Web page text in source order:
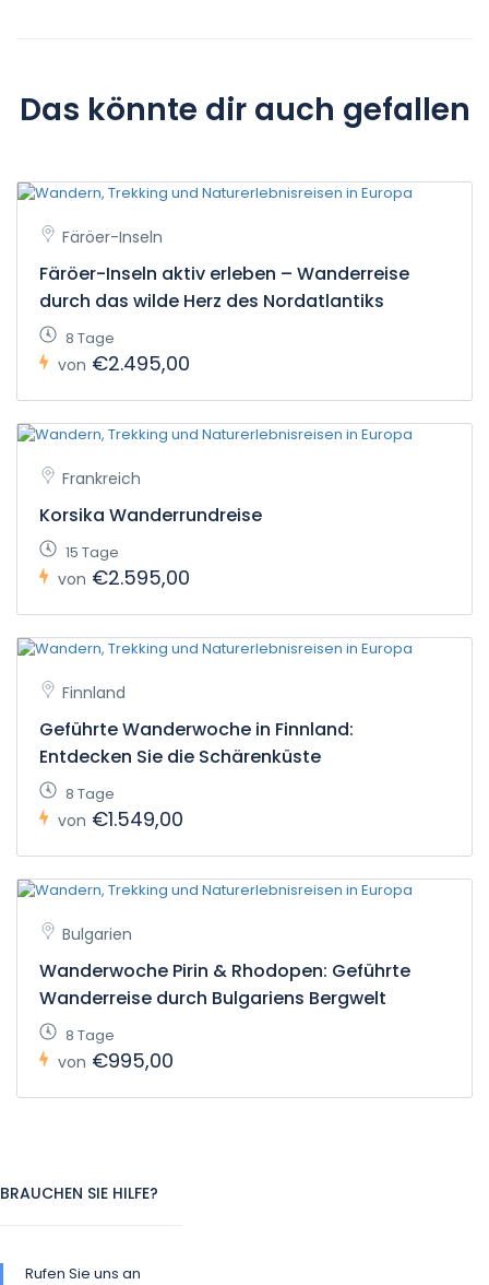
Das könnte dir auch gefallen
Färöer-Inseln
Färöer-Inseln aktiv erleben – Wanderreise
durch das wilde Herz des Nordatlantiks
8 Tage
von €2.495,00
Frankreich
Korsika Wanderrundreise
15 Tage
von €2.595,00
Finnland
Geführte Wanderwoche in Finnland:
Entdecken Sie die Schärenküste
8 Tage
von €1.549,00
Bulgarien
Wanderwoche Pirin & Rhodopen: Geführte
Wanderreise durch Bulgariens Bergwelt
8 Tage
von €995,00
BRAUCHEN SIE HILFE?
Rufen Sie uns an